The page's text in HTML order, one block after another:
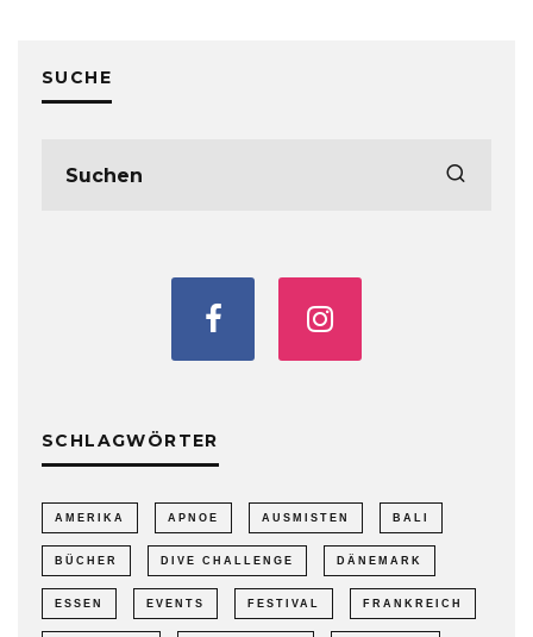
SUCHE
SCHLAGWÖRTER
AMERIKA APNOE AUSMISTEN BALI
BÜCHER DIVE CHALLENGE DÄNEMARK
ESSEN EVENTS FESTIVAL FRANKREICH